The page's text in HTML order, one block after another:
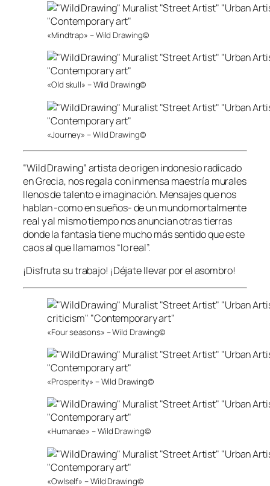
«Mindtrap» – Wild Drawing©
«Old skull» – Wild Drawing©
«Journey» – Wild Drawing©
“Wild Drawing” artista de origen indonesio radicado
en Grecia, nos regala con inmensa maestría murales
llenos de talento e imaginación. Mensajes que nos
hablan -como en sueños- de un mundo mortalmente
real y al mismo tiempo nos anuncian otras tierras
donde la fantasía tiene mucho más sentido que este
caos al que llamamos “lo real”.
¡Disfruta su trabajo! ¡Déjate llevar por el asombro!
«Four seasons» – Wild Drawing©
«Prosperity» – Wild Drawing©
«Humanae» – Wild Drawing©
«Owlself» – Wild Drawing©